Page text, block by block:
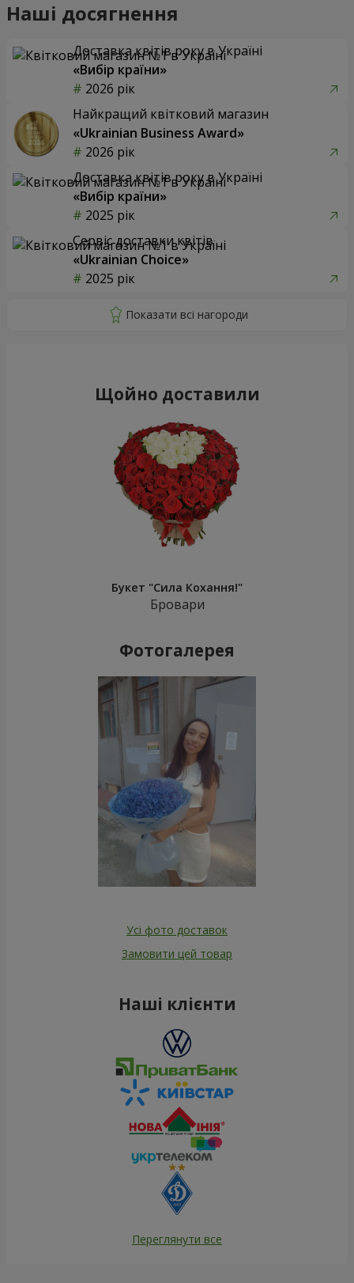
Наші досягнення
Доставка квітів року в Україні
«Вибір країни»
2026 рік
Найкращий квітковий магазин
«Ukrainian Business Award»
2026 рік
Доставка квітів року в Україні
«Вибір країни»
2025 рік
Сервіс доставки квітів
«Ukrainian Choice»
2025 рік
Щойно доставили
Букет "Сила Кохання!"
Бровари
Фотогалерея
Усі фото доставок
Замовити цей товар
Наші клієнти
Переглянути все